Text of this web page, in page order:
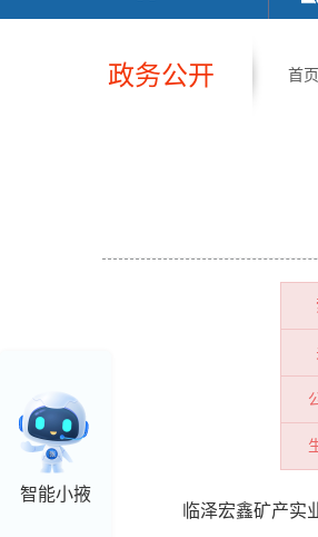
智能小掖
政务公开 首页
临泽宏鑫矿产实